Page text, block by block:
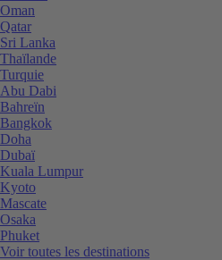
Oman
Qatar
Sri Lanka
Thaïlande
Turquie
Abu Dabi
Bahreïn
Bangkok
Doha
Dubaï
Kuala Lumpur
Kyoto
Mascate
Osaka
Phuket
Voir toutes les destinations